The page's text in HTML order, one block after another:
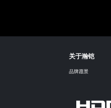
关于瀚铠
品牌愿景